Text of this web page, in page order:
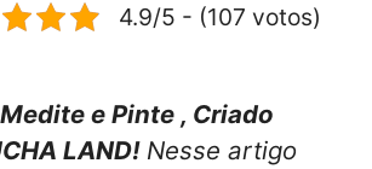
4.9/5 - (107 votos)
e Pinte , Criado
LAND! Nesse artigo